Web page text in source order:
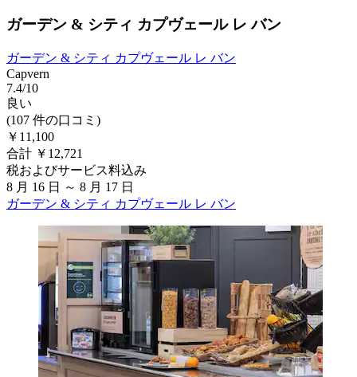
ガーデン & シティ カプヴェール レ バン
ガーデン & シティ カプヴェール レ バン
Capvern
7.4/10
良い
(107 件の口コミ)
￥11,100
合計 ￥12,721
税およびサービス料込み
8 月 16 日 ～ 8 月 17 日
ガーデン & シティ カプヴェール レ バン